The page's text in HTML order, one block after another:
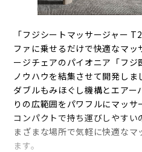
「フジシートマッサージャー
ファに乗せるだけで快適なマ
ージチェアのパイオニア「フ
ノウハウを結集させて開発しま
ダブルもみほぐし機構とエアー
りの広範囲をパワフルにマッサ
コンパクトで持ち運びしやす
まざまな場所で気軽に快適な
ます。